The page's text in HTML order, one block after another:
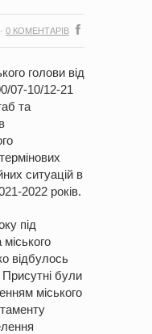
· 0 КОМЕНТАРІВ
голови від
07-10/12-21
та
ситуацій в
2022 років.
під
відбулось
були
міського